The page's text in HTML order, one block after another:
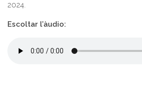
Italiano
English
2024.
Escoltar l’àudio: